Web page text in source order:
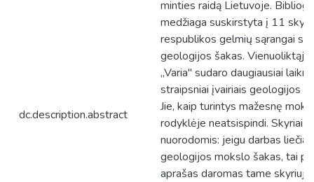
dc.description.abstract
minties raidą Lietuvoje.
medžiaga suskirstyta į 11
respublikos gelmių sąrangai
geologijos šakas. Vienuoliktąjį
„Varia'' sudaro daugiausiai
straipsniai įvairiais geologijos
Jie, kaip turintys mažesnę
rodyklėje neatsispindi. Skyriai
nuorodomis: jeigu darbas liečia
geologijos mokslo šakas, tai
aprašas daromas tame